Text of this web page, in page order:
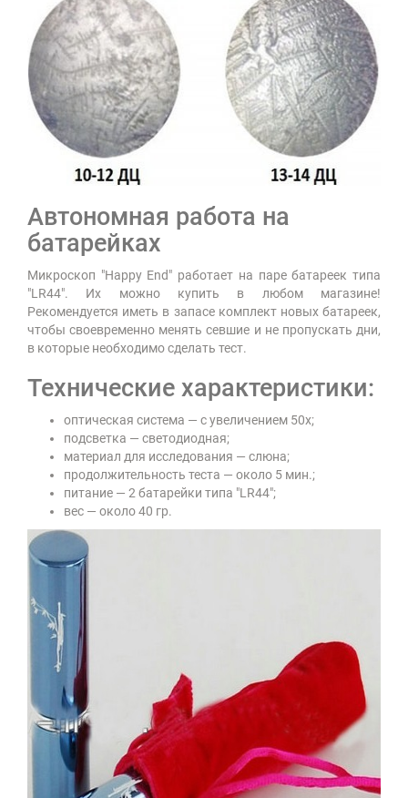
Автономная работа на
батарейках
Микроскоп "Happy End" работает на паре батареек типа
"LR44". Их можно купить в любом магазине!
Рекомендуется иметь в запасе комплект новых батареек,
чтобы своевременно менять севшие и не пропускать дни,
в которые необходимо сделать тест.
Технические характеристики:
оптическая система — с увеличением 50х;
подсветка — светодиодная;
материал для исследования — слюна;
продолжительность теста — около 5 мин.;
питание — 2 батарейки типа "LR44";
вес — около 40 гр.